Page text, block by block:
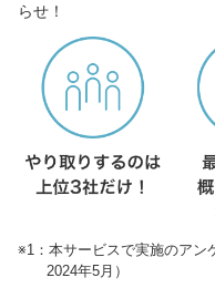
らせ！
※1：本サービスで実施のアン
2024年5月）